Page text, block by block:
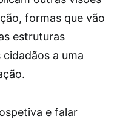
formas que vão
estruturas
a uma
e falar